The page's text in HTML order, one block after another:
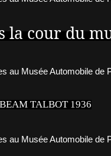
la cour du
TALBOT 1936